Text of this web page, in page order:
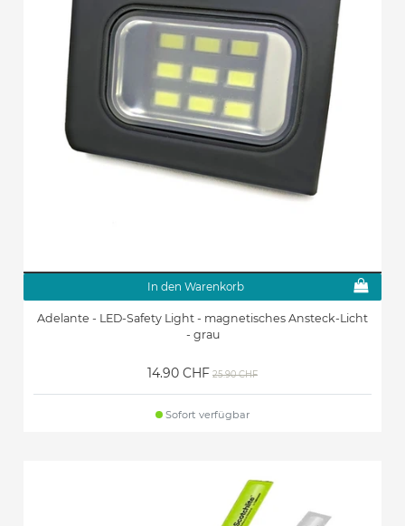
In den Warenkorb
Adelante - LED-Safety Light - magnetisches Ansteck-Licht
- grau
14.90 CHF 25.90 CHF
Sofort verfügbar